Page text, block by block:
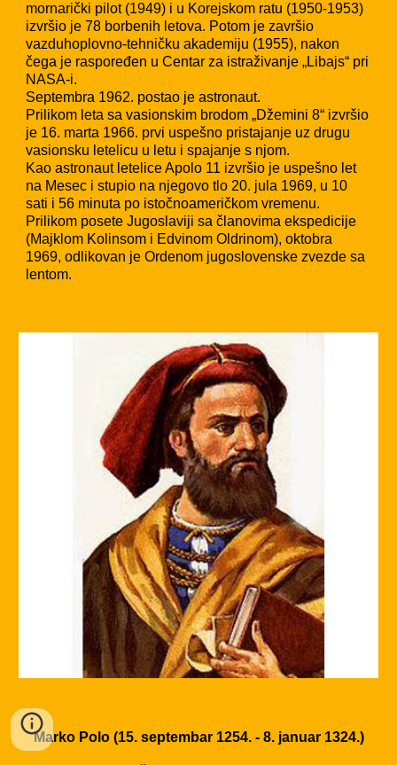
mornarički pilot (1949) i u Korejskom ratu (1950-1953)
izvršio je 78 borbenih letova. Potom je završio
vazduhoplovno-tehničku akademiju (1955), nakon
čega je raspoređen u Centar za istraživanje „Libajs“ pri
NASA-i.
Septembra 1962. postao je astronaut.
Prilikom leta sa vasionskim brodom „Džemini 8“ izvršio
je 16. marta 1966. prvi uspešno pristajanje uz drugu
vasionsku letelicu u letu i spajanje s njom.
Kao astronaut letelice Apolo 11 izvršio je uspešno let
na Mesec i stupio na njegovo tlo 20. jula 1969, u 10
sati i 56 minuta po istočnoameričkom vremenu.
Prilikom posete Jugoslaviji sa članovima ekspedicije
(Majklom Kolinsom i Edvinom Oldrinom), oktobra
1969, odlikovan je Ordenom jugoslovenske zvezde sa
lentom.
Marko Polo (15. septembar 1254. - 8. januar 1324.)